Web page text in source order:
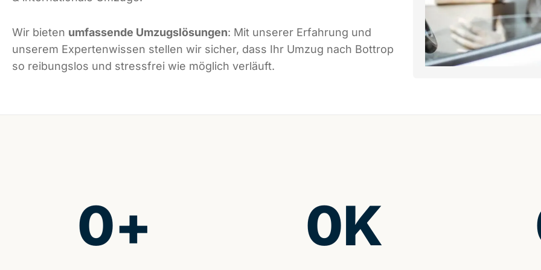
Wir bieten umfassende Umzugslösungen: Mit unserer Erfahrung und
unserem Expertenwissen stellen wir sicher, dass Ihr Umzug nach Bottrop
so reibungslos und stressfrei wie möglich verläuft.
0+ 0K